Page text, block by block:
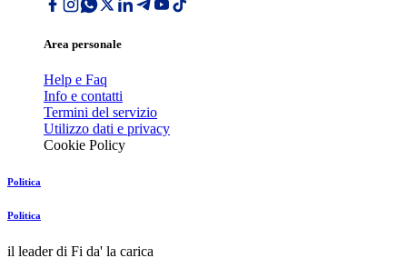
Area personale
Help e Faq
Info e contatti
Termini del servizio
Utilizzo dati e privacy
Cookie Policy
Politica
Politica
il leader di Fi da' la carica